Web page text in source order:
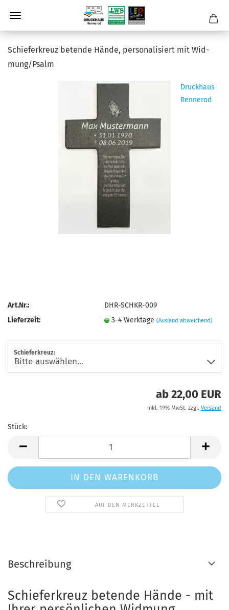
Schie­fer­kreuz be­ten­de Hände, per­so­na­li­siert mit Wid­
mung/Psalm
Druckhaus
Rennerod
Art.Nr.:
DHR-SCHKR-009
Lieferzeit:
3-4 Werktage(Ausland abweichend)
Schieferkreuz:
ab 22,00 EUR
inkl. 19% MwSt. zzgl. Versand
Stück:
AUF DEN MERKZETTEL
Beschreibung
Schieferkreuz betende Hände - mit